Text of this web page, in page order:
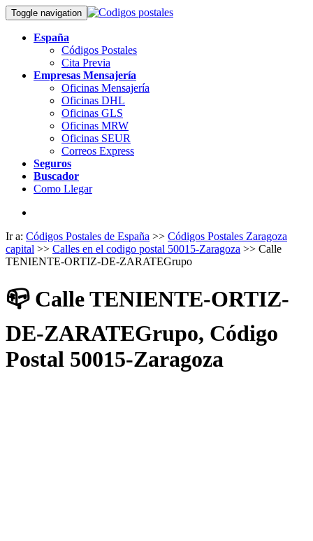
Toggle navigation
España
Códigos Postales
Cita Previa
Empresas Mensajería
Oficinas Mensajería
Oficinas DHL
Oficinas GLS
Oficinas MRW
Oficinas SEUR
Correos Express
Seguros
Buscador
Como Llegar
Ir a: Códigos Postales de España >> Códigos Postales Zaragoza
capital >> Calles en el codigo postal 50015-Zaragoza >> Calle
TENIENTE-ORTIZ-DE-ZARATEGrupo
📪 Calle TENIENTE-ORTIZ-
DE-ZARATEGrupo, Código
Postal 50015-Zaragoza